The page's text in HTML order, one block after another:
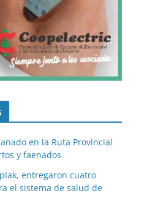
en la Ruta Provincial
y faenados
entregaron cuatro
el sistema de salud de